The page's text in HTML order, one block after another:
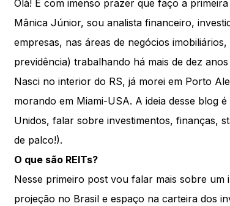
Olá! É com imenso prazer que faço a
Mânica Júnior, sou analista financeiro,
empresas, nas áreas de negócios
previdência) trabalhando há mais de dez
Nasci no interior do RS, já morei em Porto
morando em Miami-USA. A ideia desse blog
Unidos, falar sobre investimentos, finanças,
de palco!).
O que são REITs?
Nesse primeiro post vou falar mais sobre um
projeção no Brasil e espaço na carteira dos